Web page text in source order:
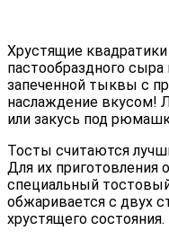
Хрустящие
пастообраздного
запеченной тыквы с
наслаждение вкусом!
или закусь под
Тосты считаются
Для их приготовления
специальный
обжаривается с двух
хрустящего